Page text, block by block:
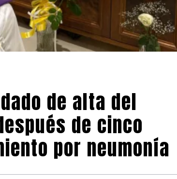
de alta del
de cinco
por neumonía